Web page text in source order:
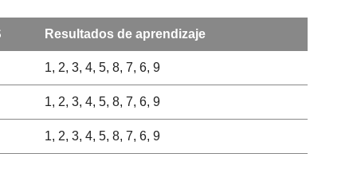
Resultados de aprendizaje
1, 2, 3, 4, 5, 8, 7, 6, 9
1, 2, 3, 4, 5, 8, 7, 6, 9
1, 2, 3, 4, 5, 8, 7, 6, 9